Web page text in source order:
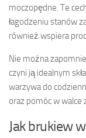
moczopędne. Te
łagodzeniu stanów
również wspiera
Nie można
czyni ją idealnym
warzywa do
oraz pomóc w
Jak brukiew